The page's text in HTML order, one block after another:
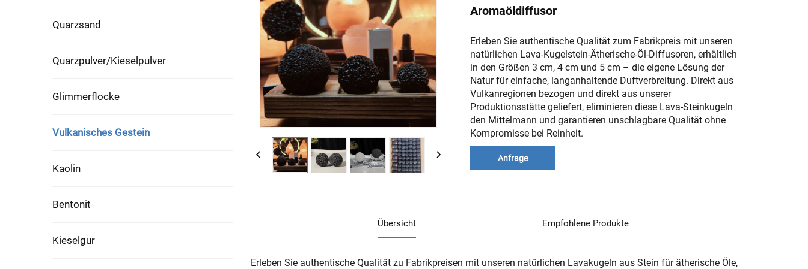
Quarzsand
Quarzpulver/Kieselpulver
Glimmerflocke
Vulkanisches Gestein
Kaolin
Bentonit
Kieselgur
Aromaöldiffusor
Erleben Sie authentische Qualität zum Fabrikpreis mit unseren
natürlichen Lava-Kugelstein-Ätherische-Öl-Diffusoren, erhältlich
in den Größen 3 cm, 4 cm und 5 cm – die eigene Lösung der
Natur für einfache, langanhaltende Duftverbreitung. Direkt aus
Vulkanregionen bezogen und direkt aus unserer
Produktionsstätte geliefert, eliminieren diese Lava-Steinkugeln
den Mittelmann und garantieren unschlagbare Qualität ohne
Kompromisse bei Reinheit.
Anfrage
Übersicht Empfohlene Produkte
Erleben Sie authentische Qualität zu Fabrikpreisen mit unseren natürlichen Lavakugeln aus Stein für ätherische Öle,